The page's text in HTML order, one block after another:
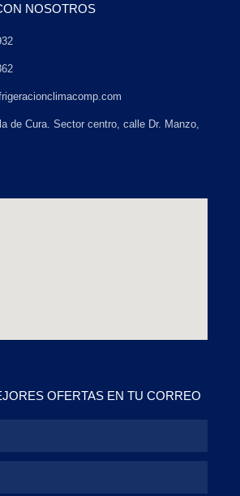
NOSOTROS
de Cura. Sector centro, calle Dr. Manzo,
OFERTAS EN TU CORREO